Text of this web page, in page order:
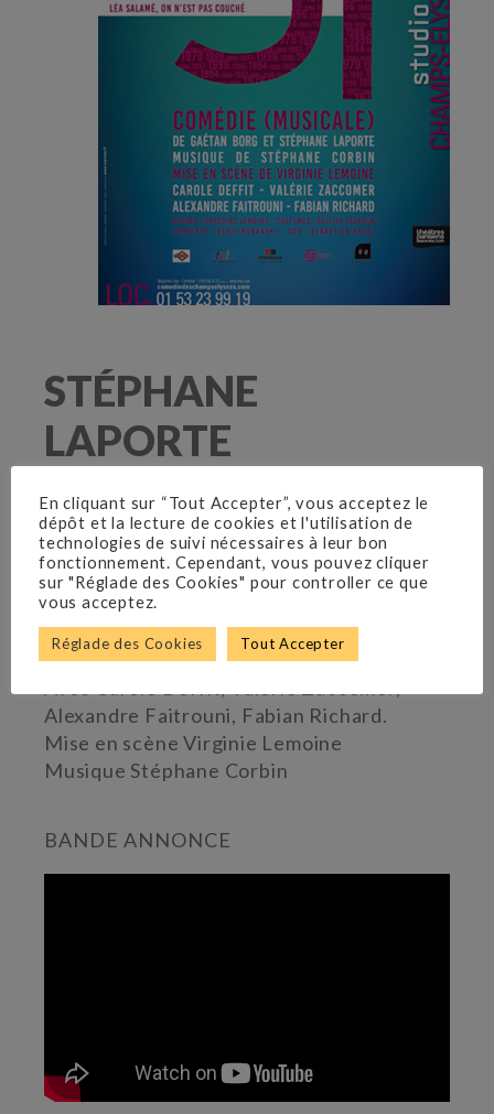
STÉPHANE
LAPORTE
et GAÉTAN BORG
Studio des Champs-Élysées
Du 3 février au 30 juin 2017
Meilleur Livret – Trophée de la Comédie
Musicale
Alexandre Faitrouni, Fabian Richard.
Mise en scène Virginie Lemoine
Musique Stéphane Corbin
BANDE ANNONCE
En cliquant sur “Tout Accepter”, vous acceptez le
dépôt et la lecture de cookies et l'utilisation de
technologies de suivi nécessaires à leur bon
fonctionnement. Cependant, vous pouvez cliquer
sur "Réglade des Cookies" pour controller ce que
vous acceptez.
Réglade des Cookies Tout Accepter